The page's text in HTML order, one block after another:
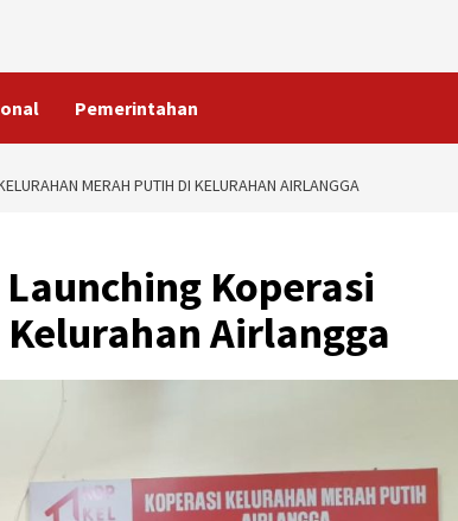
Pemerintahan
MERAH PUTIH DI KELURAHAN AIRLANGGA
Koperasi
Airlangga